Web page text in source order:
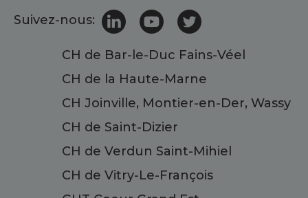
Suivez-nous:
CH de Bar-le-Duc Fains-Véel
CH de la Haute-Marne
CH Joinville, Montier-en-Der, Wassy
CH de Saint-Dizier
CH de Verdun Saint-Mihiel
CH de Vitry-Le-François